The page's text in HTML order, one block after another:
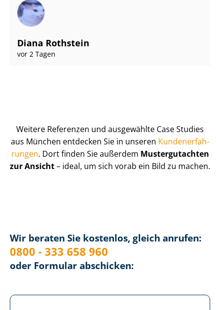
Diana Rothstein
vor 2 Tagen
Weitere Referenzen und ausgewählte Case Studies
aus München entdecken Sie in unseren Kun­de­n­er­fah­
run­gen. Dort finden Sie außerdem Mustergutachten
zur Ansicht– ideal, um sich vorab ein Bild zu machen.
Wir beraten Sie kostenlos, gleich anrufen:
0800 - 333 658 960
oder Formular abschicken: